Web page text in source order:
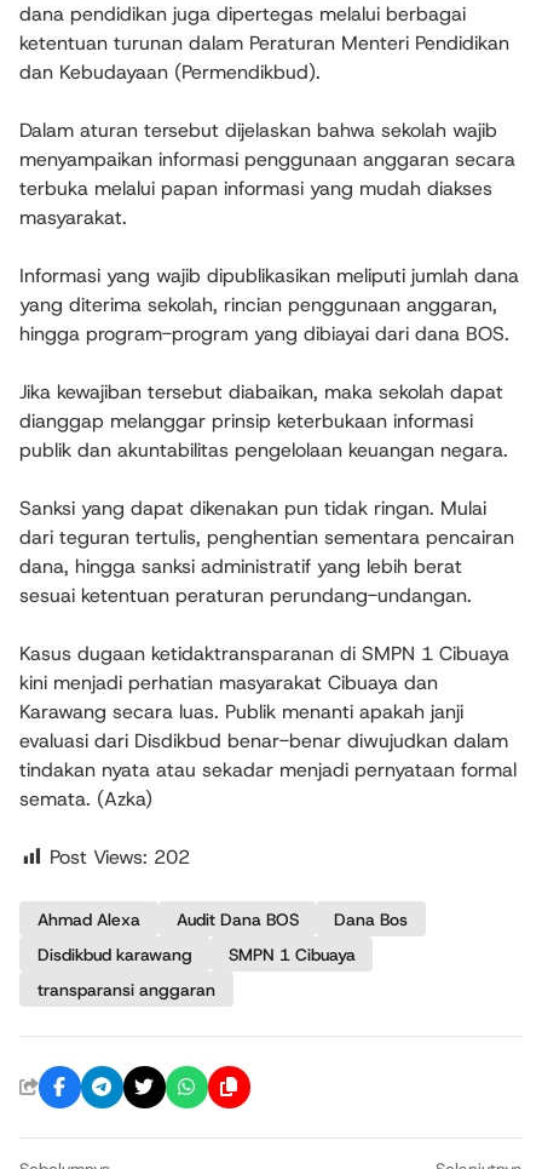
dana pendidikan juga dipertegas melalui berbagai
ketentuan turunan dalam Peraturan Menteri Pendidikan
dan Kebudayaan (Permendikbud).
Dalam aturan tersebut dijelaskan bahwa sekolah wajib
menyampaikan informasi penggunaan anggaran secara
terbuka melalui papan informasi yang mudah diakses
masyarakat.
Informasi yang wajib dipublikasikan meliputi jumlah dana
yang diterima sekolah, rincian penggunaan anggaran,
hingga program-program yang dibiayai dari dana BOS.
Jika kewajiban tersebut diabaikan, maka sekolah dapat
dianggap melanggar prinsip keterbukaan informasi
publik dan akuntabilitas pengelolaan keuangan negara.
Sanksi yang dapat dikenakan pun tidak ringan. Mulai
dari teguran tertulis, penghentian sementara pencairan
dana, hingga sanksi administratif yang lebih berat
sesuai ketentuan peraturan perundang-undangan.
Kasus dugaan ketidaktransparanan di SMPN 1 Cibuaya
kini menjadi perhatian masyarakat Cibuaya dan
Karawang secara luas. Publik menanti apakah janji
evaluasi dari Disdikbud benar-benar diwujudkan dalam
tindakan nyata atau sekadar menjadi pernyataan formal
semata. (Azka)
Post Views: 202
Ahmad Alexa Audit Dana BOS
Dana Bos
Disdikbud karawang
SMPN 1 Cibuaya
transparansi anggaran